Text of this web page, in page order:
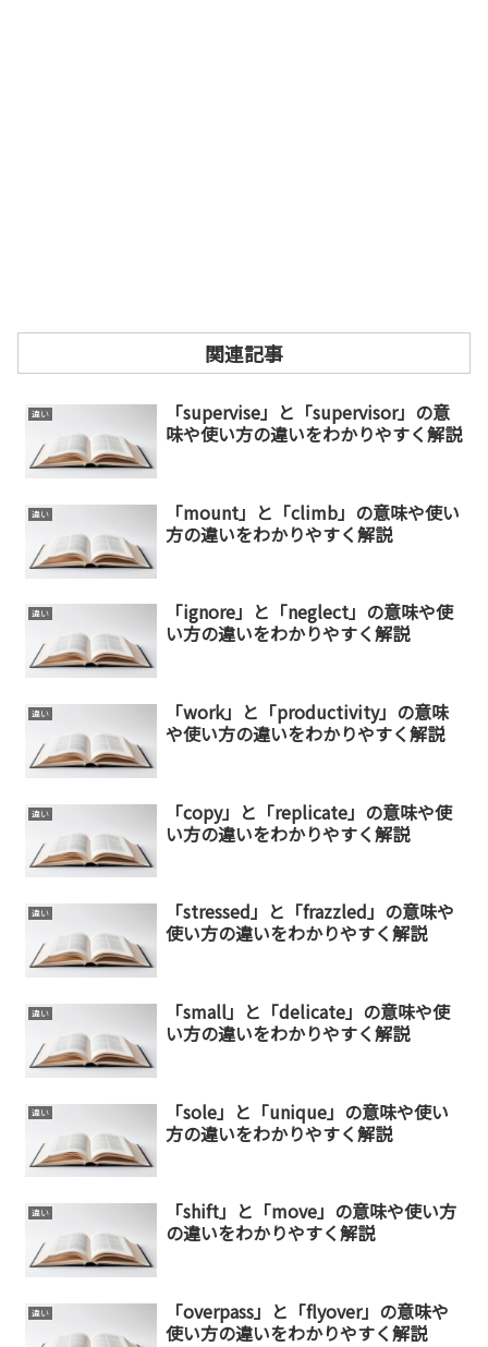
関連記事
違い
「supervise」と「supervisor」の意
味や使い方の違いをわかりやすく解説
違い
「mount」と「climb」の意味や使い
方の違いをわかりやすく解説
違い
「ignore」と「neglect」の意味や使
い方の違いをわかりやすく解説
違い
「work」と「productivity」の意味
や使い方の違いをわかりやすく解説
違い
「copy」と「replicate」の意味や使
い方の違いをわかりやすく解説
違い
「stressed」と「frazzled」の意味や
使い方の違いをわかりやすく解説
違い
「small」と「delicate」の意味や使
い方の違いをわかりやすく解説
違い
「sole」と「unique」の意味や使い
方の違いをわかりやすく解説
違い
「shift」と「move」の意味や使い方
の違いをわかりやすく解説
違い
「overpass」と「flyover」の意味や
使い方の違いをわかりやすく解説